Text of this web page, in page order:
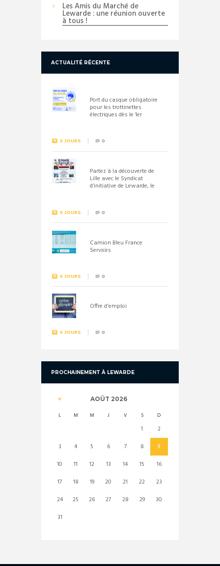
Les Amis du Marché de
Lewarde : une réunion ouverte
à tous !
ACTUALITÉ RÉCENTE
Port du casque obligatoire
pour les trottinettes
électriques dès le 1er
5 JOURS 0
Partez à la découverte de
Lille avec le Syndicat
d’initiative de Lewarde, le
5 JOURS 0
Camion Bleu France
Services
5 JOURS 0
Offre d'emploi
5 JOURS 0
PROCHAINEMENT À LEWARDE
AOÛT 2026
L M M J V S D
1
2
3
4 5 6 7 8
9
10
11 12 13 14 15
16
17
18 19 20 21 22
23
24
25 26 27 28 29
30
31